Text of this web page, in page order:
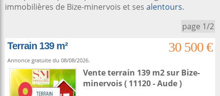
immobilières de Bize-minervois et ses alentours.
page 1/2
Terrain 139 m²
30 500 €
Annonce gratuite du 08/08/2026.
Vente terrain 139 m2sur Bize-
minervois( 11120 - Aude )